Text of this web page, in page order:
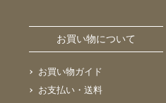
お買い物について
お買い物ガイド
お支払い・送料